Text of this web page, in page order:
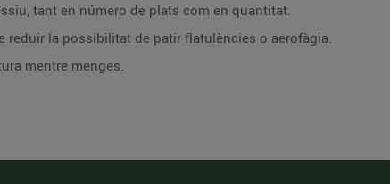
tant en número de plats com en quantitat.
reduir la possibilitat de patir flatulències o aerofàgia.
mentre menges.